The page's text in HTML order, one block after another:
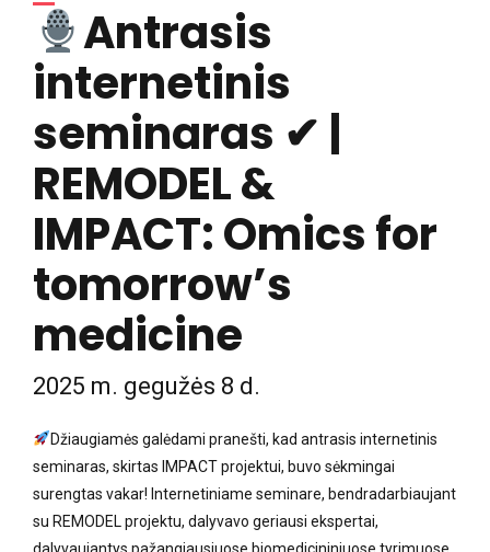
Antrasis
internetinis
seminaras ✔ |
REMODEL &
IMPACT: Omics for
tomorrow’s
medicine
2025 m. gegužės 8 d.
Džiaugiamės galėdami pranešti, kad antrasis internetinis
seminaras, skirtas IMPACT projektui, buvo sėkmingai
surengtas vakar! Internetiniame seminare, bendradarbiaujant
su REMODEL projektu, dalyvavo geriausi ekspertai,
dalyvaujantys pažangiausiuose biomedicininiuose tyrimuose.